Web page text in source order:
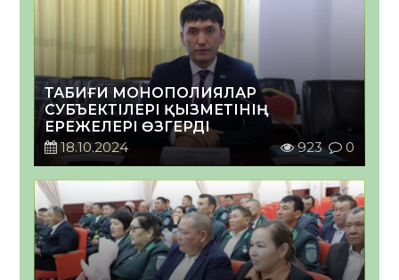
ТАБИҒИ МОНОПОЛИЯЛАР
СУБЪЕКТІЛЕРІ ҚЫЗМЕТІНІҢ
ЕРЕЖЕЛЕРІ ӨЗГЕРДІ
18.10.2024
923 0